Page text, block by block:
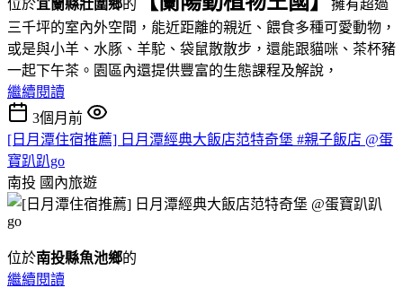
位於宜蘭縣壯圍鄉的
擁有超過
三千坪的室內外空間，能近距離的親近、餵食多種可愛動物，
或是與小羊、水豚、羊駝、袋鼠散散步，還能跟貓咪、茶杯豬
一起下午茶。園區內還提供豐富的生態課程及解說，
繼續閱讀
3個月前
[日月潭住宿推薦] 日月潭經典大飯店范特奇堡 #親子飯店 @蛋
寶趴趴go
南投 國內旅遊
位於南投縣魚池鄉的
繼續閱讀